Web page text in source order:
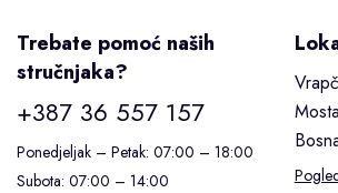
Trebate pomoć naših
stručnjaka?
+387 36 557 157
Ponedjeljak – Petak: 07:00 – 18:00
Subota: 07:00 – 14:00